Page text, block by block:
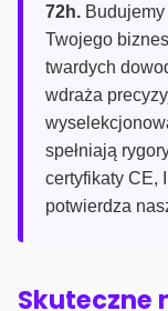
72h.
Twojego
twardych
wdraża
spełniają
certyfikaty CE,
potwierdza
Skuteczne